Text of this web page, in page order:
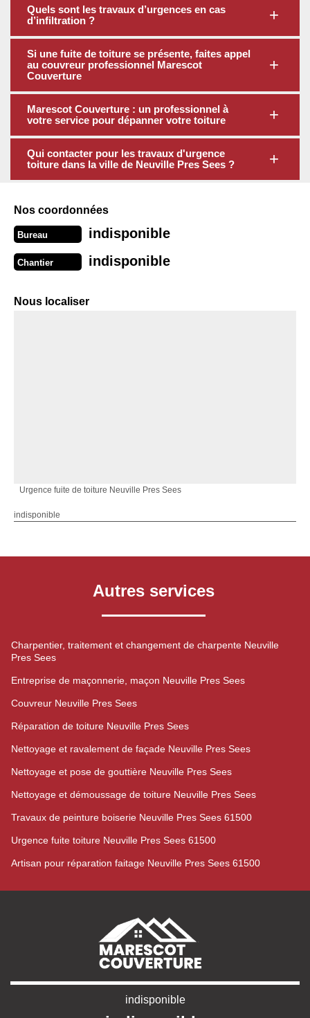
Quels sont les travaux d’urgences en cas
d’infiltration ?
Si une fuite de toiture se présente, faites appel
au couvreur professionnel Marescot
Couverture
Marescot Couverture : un professionnel à
votre service pour dépanner votre toiture
Qui contacter pour les travaux d'urgence
toiture dans la ville de Neuville Pres Sees ?
Nos coordonnées
Bureau indisponible
Chantier indisponible
Nous localiser
Urgence fuite de toiture Neuville Pres Sees
indisponible
Autres services
Charpentier, traitement et changement de charpente Neuville
Pres Sees
Entreprise de maçonnerie, maçon Neuville Pres Sees
Couvreur Neuville Pres Sees
Réparation de toiture Neuville Pres Sees
Nettoyage et ravalement de façade Neuville Pres Sees
Nettoyage et pose de gouttière Neuville Pres Sees
Nettoyage et démoussage de toiture Neuville Pres Sees
Travaux de peinture boiserie Neuville Pres Sees 61500
Urgence fuite toiture Neuville Pres Sees 61500
Artisan pour réparation faitage Neuville Pres Sees 61500
indisponible